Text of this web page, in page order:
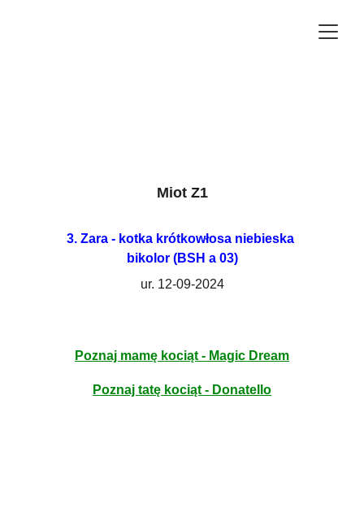
Miot Z1
3. Zara - kotka krótkowłosa niebieska
bikolor (BSH a 03)
ur. 12-09-2024
Poznaj mamę kociąt - Magic Dream
Poznaj tatę kociąt - Donatello